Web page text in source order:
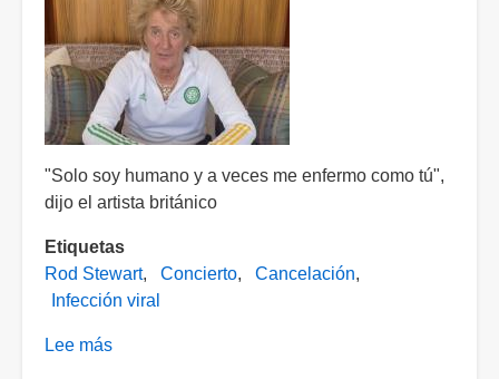
FNSM
para
este
domingo
"Solo soy humano y a veces me enfermo como tú",
dijo el artista británico
Etiquetas
Rod Stewart
Concierto
Cancelación
Infección viral
Lee más